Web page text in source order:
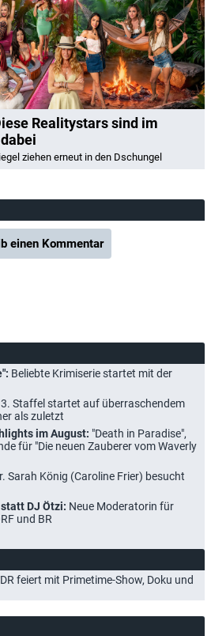
Realitystars sind im
ziehen erneut in den Dschungel
einen Kommentar
Beliebte Krimiserie startet mit der
Staffel startet auf überraschendem
als zuletzt
im August: "Death in Paradise",
für "Die neuen Zauberer vom Waverly
Sarah König (Caroline Frier) besucht
DJ Ötzi: Neue Moderatorin für
und BR
feiert mit Primetime-Show, Doku und